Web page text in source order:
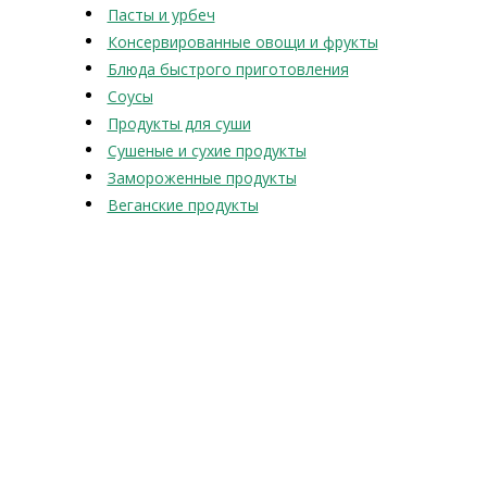
Пасты и урбеч
Консервированные овощи и фрукты
Блюда быстрого приготовления
Соусы
Продукты для суши
Сушеные и сухие продукты
Замороженные продукты
Веганские продукты